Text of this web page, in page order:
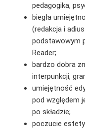
pedagogika,
biegła
(redakcja i
podstawowym
Reader;
bardzo dobra
interpunkcji,
umiejętność
pod względem
po składzie;
poczucie